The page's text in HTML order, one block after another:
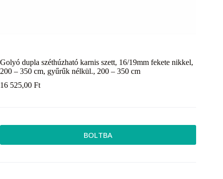
Golyó dupla széthúzható karnis szett, 16/19mm fekete nikkel,
200 – 350 cm, gyűrűk nélkül., 200 – 350 cm
16 525,00 Ft
BOLTBA